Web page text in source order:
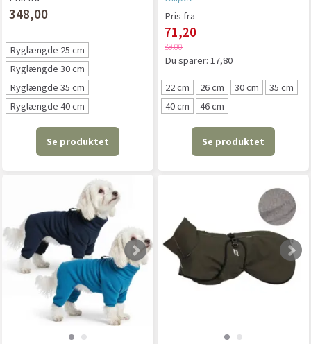
348,00
Ryglængde 25 cm
Ryglængde 30 cm
Ryglængde 35 cm
Ryglængde 40 cm
Se produktet
Pris fra
71,20
89,00
Du sparer: 17,80
22 cm 26 cm 30 cm
35 cm
40 cm
46 cm
Se produktet